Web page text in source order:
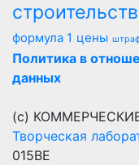
формула 1 цены
Политика в
данных
(с)
Творческая
015BE